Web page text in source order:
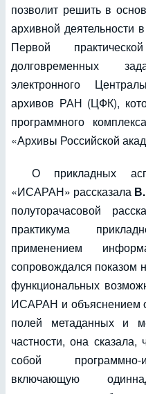
позволит решить в
архивной деятельности
Первой
долговременных
электронного
архивов РАН (ЦФК),
программного
«Архивы Российской
О прикладных
«ИСАРАН» рассказала
полуторачасовой
практикума
применением
сопровождался показом
функциональных
ИСАРАН и объяснением
полей метаданных и
частности, она
собой программно-
включающую